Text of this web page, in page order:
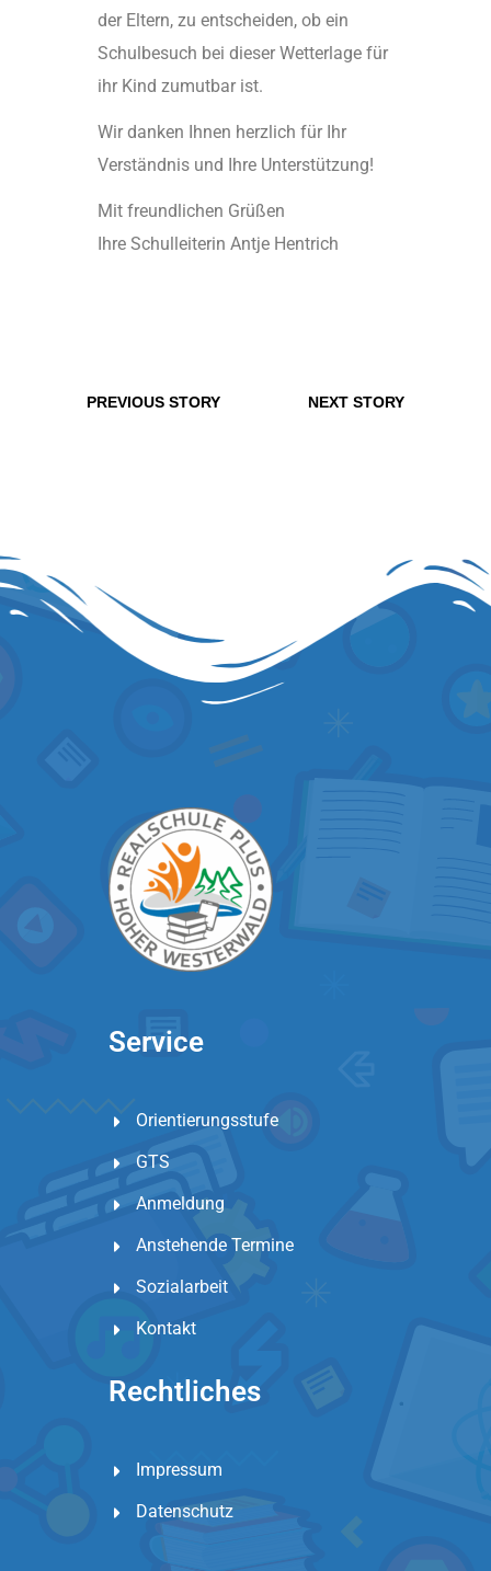
der Eltern, zu entscheiden, ob ein
Schulbesuch bei dieser Wetterlage für
ihr Kind zumutbar ist.
Wir danken Ihnen herzlich für Ihr
Verständnis und Ihre Unterstützung!
Mit freundlichen Grüßen
Ihre Schulleiterin Antje Hentrich
PREVIOUS STORY NEXT STORY
Service
Orientierungsstufe
GTS
Anmeldung
Anstehende Termine
Sozialarbeit
Kontakt
Rechtliches
Impressum
Datenschutz